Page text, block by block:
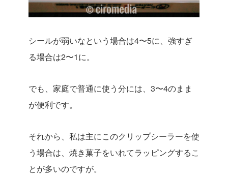
シールが弱いなという場合は4〜5に、強すぎ
る場合は2〜1に。
でも、家庭で普通に使う分には、3〜4のまま
が便利です。
それから、私は主にこのクリップシーラーを使
う場合は、焼き菓子をいれてラッピングするこ
とが多いのですが。